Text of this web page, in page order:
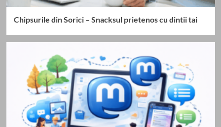
Chipsurile din Sorici – Snacksul prietenos cu dintii tai